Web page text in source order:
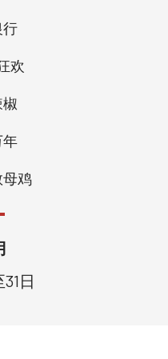
行
欢
年
母鸡
日